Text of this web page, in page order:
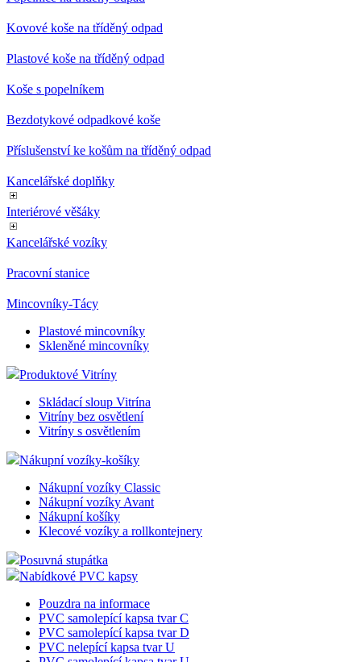
Koše s popelníkem
Bezdotykové odpadkové koše
Kancelářské vozíky
Pracovní stanice
Mincovníky-Tácy
Plastové mincovníky
Skleněné mincovníky
Produktové Vitríny
Skládací sloup Vitrína
Vitríny bez osvětlení
Vitríny s osvětlením
Nákupní vozíky-košíky
Nákupní vozíky Classic
Nákupní vozíky Avant
Nákupní košíky
Klecové vozíky a rollkontejnery